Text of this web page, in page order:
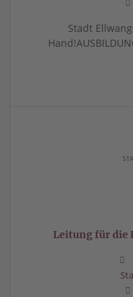
Stadt
Leitung für die